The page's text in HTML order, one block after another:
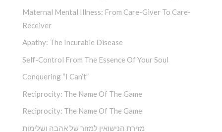
Maternal Mental Illness: From Care-Giver To Care-
Receiver
Apathy: The Incurable Disease
Self-Control From The Essence Of Your Soul
Conquering “I Can’t”
Reciprocity: The Name Of The Game
Reciprocity: The Name Of The Game
מזירת הנישואין למזור של אהבה ושלימות